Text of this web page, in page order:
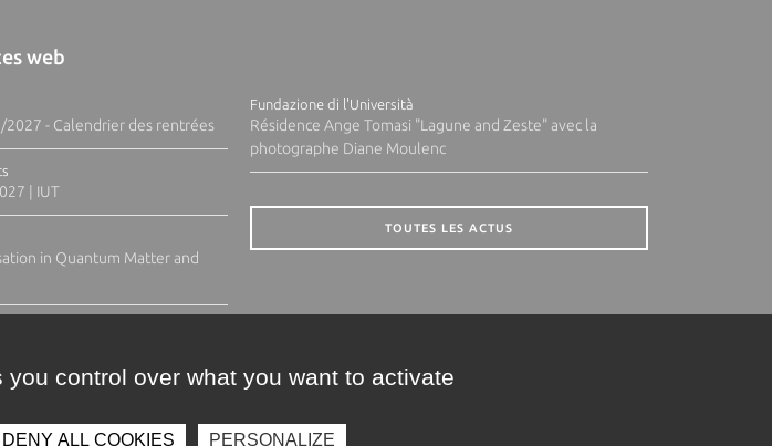
web
- Calendrier des rentrées
| IUT
in Quantum Matter and
Fundazione di l'Università
Résidence Ange Tomasi "Lagune and Zeste" avec la
photographe Diane Moulenc
TOUTES LES ACTUS
control over what you want to activate
DENY ALL COOKIES PERSONALIZE